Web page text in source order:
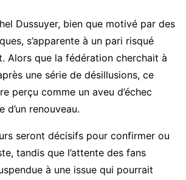
Dussuyer, bien que motivé par des
s’apparente à un pari risqué
Alors que la fédération cherchait à
une série de désillusions, ce
perçu comme un aveu d’échec
d’un renouveau.
seront décisifs pour confirmer ou
tandis que l’attente des fans
à une issue qui pourrait